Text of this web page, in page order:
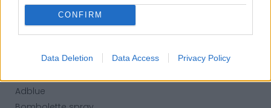
CONFIRM
Data Deletion Data Access Privacy Policy
Sicurezza, Protezione
Adblue